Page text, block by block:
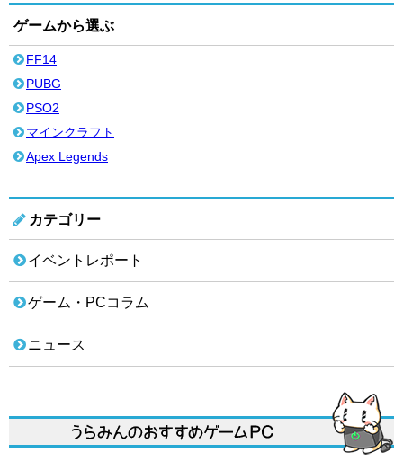
カテゴリー
イベントレポート
ゲーム・PCコラム
ニュース
ゲームから選ぶ
FF14
PUBG
PSO2
マインクラフト
Apex Legends